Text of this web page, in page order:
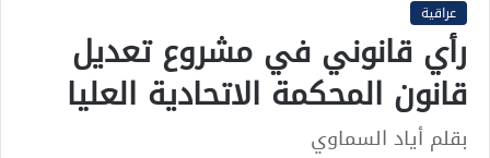
عراقية
رأي قانوني في مشروع تعديل
قانون المحكمة الاتحادية العليا
بقلم أياد السماوي